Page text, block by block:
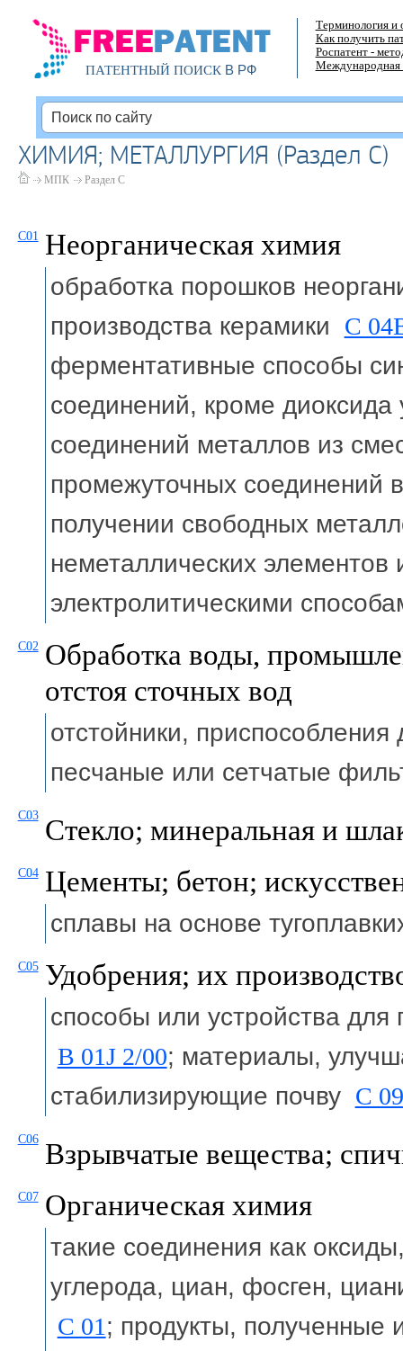
ПАТЕНТНЫЙ ПОИСКВ РФ
Терминология и
Как получить
Роспатент -
Международная
ХИМИЯ; МЕТАЛЛУРГИЯ (Раздел C)
МПК Раздел C
C01 Неорганическая химия
обработка порошков
производства керамики C
ферментативные способы
соединений, кроме
соединений металлов из
промежуточных соединений
получении свободных
неметаллических элементов
электролитическими
C02 Обработка воды,
отстоя сточных вод
отстойники,
песчаные или сетчатые
C03 Стекло; минеральная и
C04 Цементы; бетон;
сплавы на основе
C05 Удобрения; их
способы или устройства
B 01J 2/00; материалы,
стабилизирующие почву C
C06 Взрывчатые вещества;
C07 Органическая химия
такие соединения как
углерода, циан, фосген,
C 01 ; продукты, полученные